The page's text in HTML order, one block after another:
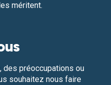
méritent.
des préoccupations ou
souhaitez nous faire